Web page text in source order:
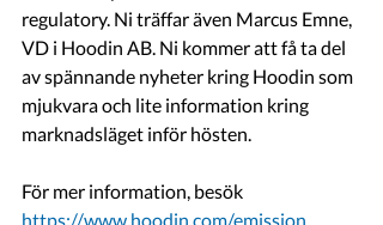
regulatory. Ni träffar även Marcus Emne,
VD i Hoodin AB. Ni kommer att få ta del
av spännande nyheter kring Hoodin som
mjukvara och lite information kring
marknadsläget inför hösten.
För mer information, besök
https://www.hoodin.com/emission